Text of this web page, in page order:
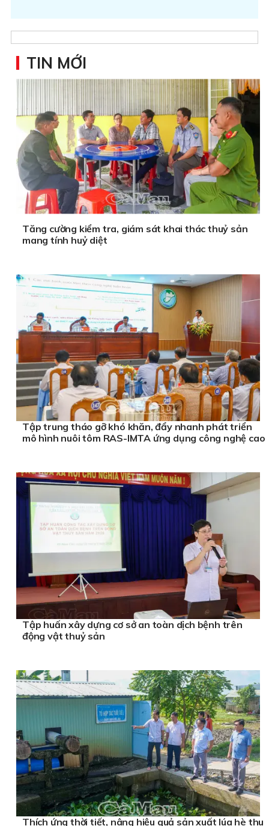
TIN MỚI
Tăng cường kiểm tra, giám sát khai thác thuỷ sản
mang tính huỷ diệt
Tập trung tháo gỡ khó khăn, đẩy nhanh phát triển
mô hình nuôi tôm RAS-IMTA ứng dụng công nghệ cao
Tập huấn xây dựng cơ sở an toàn dịch bệnh trên
động vật thuỷ sản
Thích ứng thời tiết, nâng hiệu quả sản xuất lúa hè thu